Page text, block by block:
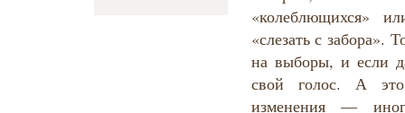
«колеблющихся»
«слезать с забора».
на выборы, и если
свой голос. А
изменения —